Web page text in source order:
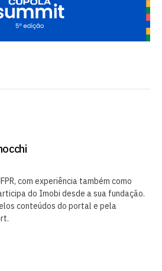
com experiência também como
do Imobi desde a sua fundação.
conteúdos do portal e pela